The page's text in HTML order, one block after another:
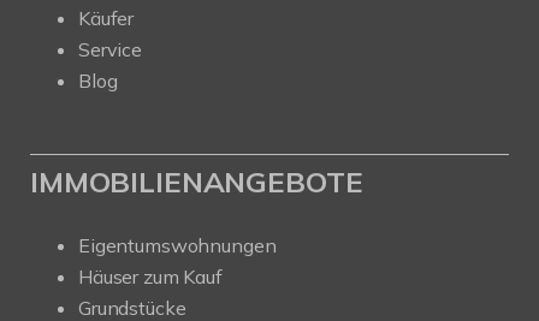
Käufer
Service
Blog
IMMOBILIENANGEBOTE
Eigentumswohnungen
Häuser zum Kauf
Grundstücke